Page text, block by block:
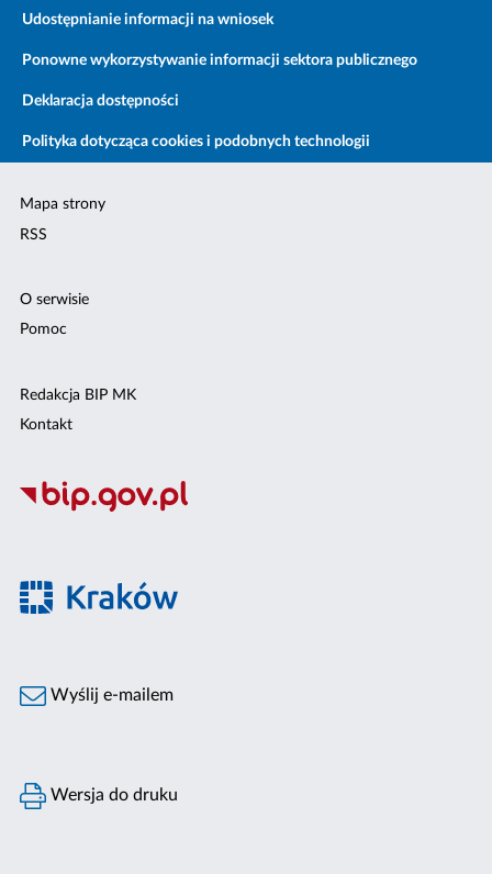
Udostępnianie informacji na wniosek
Ponowne wykorzystywanie informacji sektora publicznego
Deklaracja dostępności
Polityka dotycząca cookies i podobnych technologii
Mapa strony
RSS
O serwisie
Pomoc
Redakcja BIP MK
Kontakt
Wyślij e-mailem
Wersja do druku